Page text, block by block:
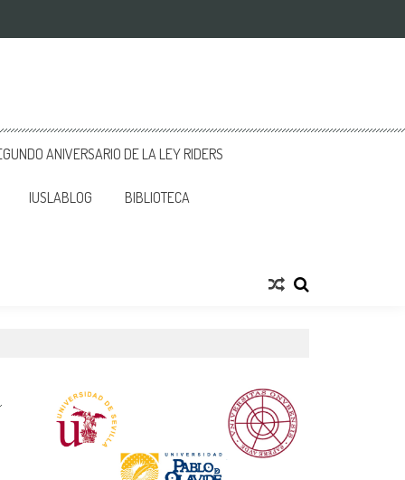
ANIVERSARIO DE LA LEY RIDERS
IUSLABLOG BIBLIOTECA